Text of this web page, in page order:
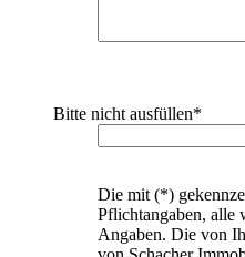
Bitte nicht ausfüllen*
Die mit (*)
Pflichtangaben, alle
Angaben. Die von